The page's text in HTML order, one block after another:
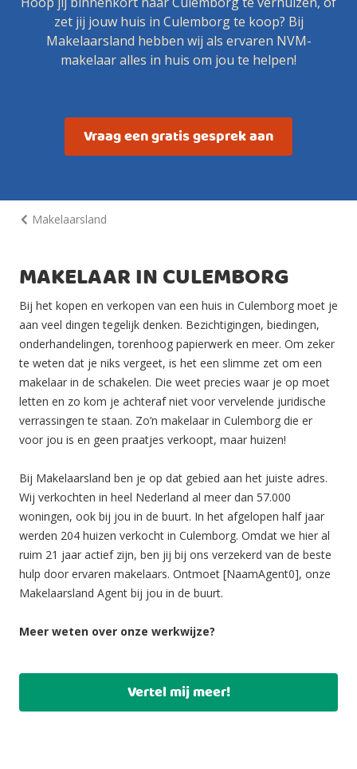
zet jij jouw huis in Culemborg te koop? Bij
Makelaarsland hebben wij als ervaren NVM-
makelaar alles in huis om jou te helpen!
Vraag een gratis gesprek aan
Makelaarsland
MAKELAAR IN CULEMBORG
Bij het kopen en verkopen van een huis in Culemborg moet je
aan veel dingen tegelijk denken. Bezichtigingen, biedingen,
onderhandelingen, torenhoog papierwerk en meer. Om zeker
te weten dat je niks vergeet, is het een slimme zet om een
makelaar in de schakelen. Die weet precies waar je op moet
letten en zo kom je achteraf niet voor vervelende juridische
verrassingen te staan. Zo’n makelaar in Culemborg die er
voor jou is en geen praatjes verkoopt, maar huizen!
Bij Makelaarsland ben je op dat gebied aan het juiste adres.
Wij verkochten in heel Nederland al meer dan 57.000
woningen, ook bij jou in de buurt. In het afgelopen half jaar
werden 204 huizen verkocht in Culemborg. Omdat we hier al
ruim 21 jaar actief zijn, ben jij bij ons verzekerd van de beste
hulp door ervaren makelaars. Ontmoet [NaamAgent0], onze
Makelaarsland Agent bij jou in de buurt.
Meer weten over onze werkwijze?
Vertel mij meer!